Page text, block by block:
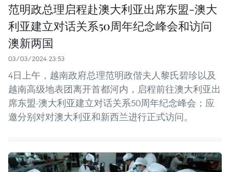
范明政总理启程赴澳大利亚出席东盟-澳大
利亚建立对话关系50周年纪念峰会和访问
澳新两国
03/03/2024 23:53
4日上午，越南政府总理范明政偕夫人黎氏碧珍以及
越南高级地表团离开首都河内，启程前往澳大利亚出
席东盟-澳大利亚建立对话关系50周年纪念峰会；应
邀分别对对澳大利亚和新西兰进行正式访问。